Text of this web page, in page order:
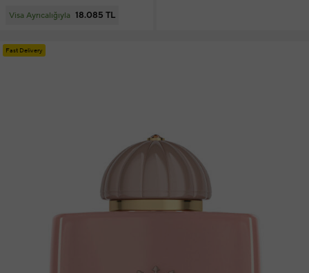
Visa Ayrıcalığıyla 18.085 TL
Fast Delivery